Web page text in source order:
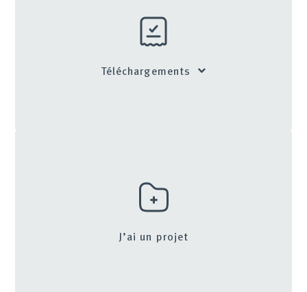
Téléchargements
J’ai un projet